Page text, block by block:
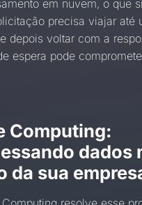
em nuvem, o que
precisa viajar até
depois voltar com a
espera pode
Computing:
dados
da sua